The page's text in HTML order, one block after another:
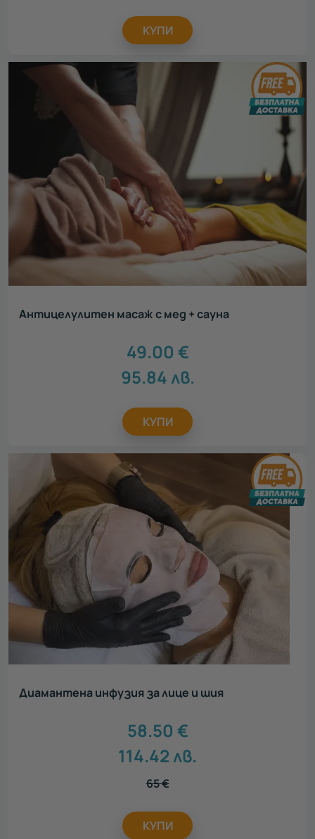
КУПИ
Антицелулитен масаж с мед + сауна
49.00 €
95.84лв.
КУПИ
Диамантена инфузия за лице и шия
58.50 €
114.42лв.
65€
КУПИ